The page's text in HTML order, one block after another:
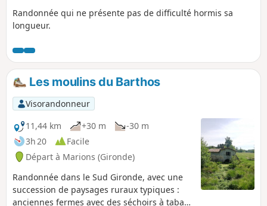
Randonnée qui ne présente pas de difficulté hormis sa
longueur.
Les moulins du Barthos
Visorandonneur
11,44 km
+30 m
-30 m
3h 20
Facile
Départ à Marions (Gironde)
Randonnée dans le Sud Gironde, avec une
succession de paysages ruraux typiques :
anciennes fermes avec des séchoirs à tabac,